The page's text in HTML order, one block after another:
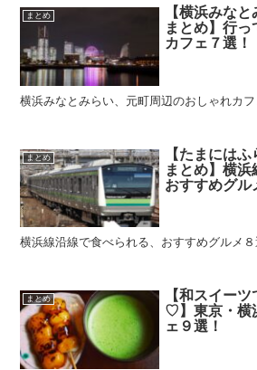
まとめ
【横浜みな
まとめ】行
カフェ７選！
横浜みなとみらい、元町周辺のおしゃれカフ
まとめ
【たまには
まとめ】横
おすすめグル
横浜線沿線で食べられる、おすすめグルメ８
まとめ
【和スイー
♡】東京・横
ェ９選！